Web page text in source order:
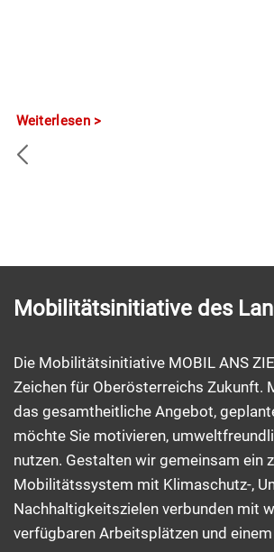
Weiterlesen
Mobilitätsinitiative des
Die Mobilitätsinitiative MOBIL ANS
Zeichen für Oberösterreichs Zukunft.
das gesamtheitliche Angebot,
möchte Sie motivieren,
nutzen. Gestalten wir gemeinsam ein
Mobilitätssystem mit Klimaschutz-,
Nachhaltigkeitszielen verbunden mit
verfügbaren Arbeitsplätzen und